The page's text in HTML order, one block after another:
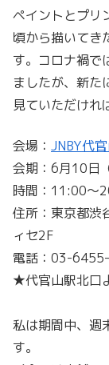
ペイントとプリ
頃から描いてき
す。コロナ禍で
ましたが、新た
見ていただけれ
会場： JNBY代
会期：6月10日
時間：11:00〜
住所：東京都
ィセ2F
電話：03-
★代官山駅北口
私は期間中、週
す。